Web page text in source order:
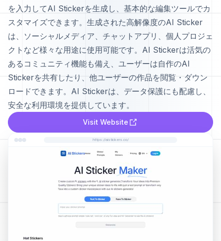
を入力してAI Stickerを生成し、基本的な編集ツールでカ
スタマイズできます。生成された高解像度のAI Sticker
は、ソーシャルメディア、チャットアプリ、個人プロジェ
クトなど様々な用途に使用可能です。AI Stickerは活気の
あるコミュニティ機能も備え、ユーザーは自作のAI
Stickerを共有したり、他ユーザーの作品を閲覧・ダウン
ロードできます。AI Stickerは、データ保護にも配慮し、
安全な利用環境を提供しています。
Visit Website
https://aistickers.co/